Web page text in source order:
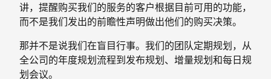
讲，提醒购买我们的服务的客户根据目前可用的功能，
而不是我们发出的前瞻性声明做出他们的购买决策。
那并不是说我们在盲目行事。我们的团队定期规划，从
全公司的年度规划流程到发布规划、增量规划和每日规
划会议。